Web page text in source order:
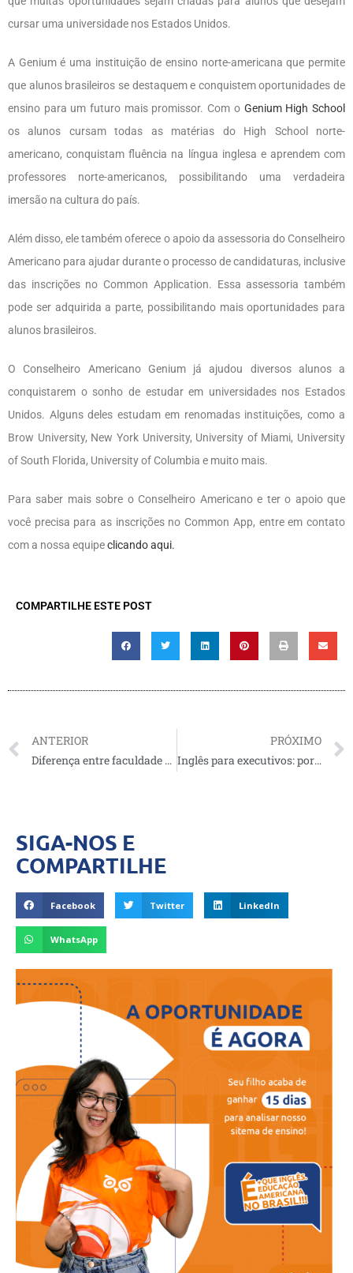
cursar uma universidade nos Estados Unidos.
A Genium é uma instituição de ensino norte-americana que permite
que alunos brasileiros se destaquem e conquistem oportunidades de
ensino para um futuro mais promissor. Com o Genium High School
os alunos cursam todas as matérias do High School norte-
americano, conquistam fluência na língua inglesa e aprendem com
professores norte-americanos, possibilitando uma verdadeira
imersão na cultura do país.
Além disso, ele também oferece o apoio da assessoria do Conselheiro
Americano para ajudar durante o processo de candidaturas, inclusive
das inscrições no Common Application. Essa assessoria também
pode ser adquirida a parte, possibilitando mais oportunidades para
alunos brasileiros.
O Conselheiro Americano Genium já ajudou diversos alunos a
conquistarem o sonho de estudar em universidades nos Estados
Unidos. Alguns deles estudam em renomadas instituições, como a
Brow University, New York University, University of Miami, University
of South Florida, University of Columbia e muito mais.
Para saber mais sobre o Conselheiro Americano e ter o apoio que
você precisa para as inscrições no Common App, entre em contato
com a nossa equipeclicando aqui.
COMPARTILHE ESTE POST
ANTERIOR
Diferença entre faculdade e universidade: quais são?
PRÓXIMO
Inglês para executivos: por que investir?
SIGA-NOS E
COMPARTILHE
Facebook Twitter LinkedIn
WhatsApp